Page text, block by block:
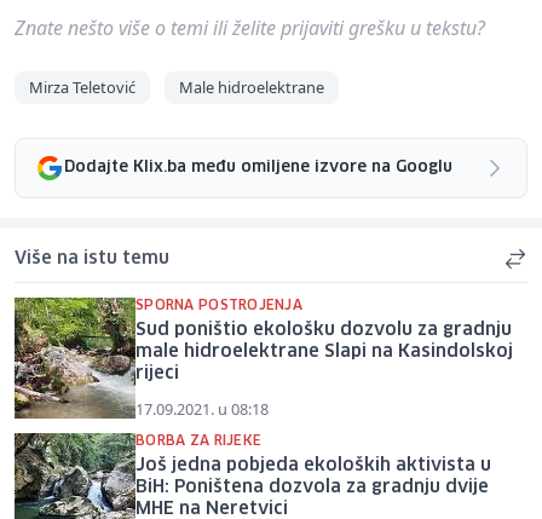
Znate nešto više o temi ili želite prijaviti grešku u tekstu?
Mirza Teletović Male hidroelektrane
Dodajte Klix.ba među omiljene izvore na Googlu
Više na istu temu
SPORNA POSTROJENJA
Sud poništio ekološku dozvolu za gradnju
male hidroelektrane Slapi na Kasindolskoj
rijeci
17.09.2021. u 08:18
BORBA ZA RIJEKE
Još jedna pobjeda ekoloških aktivista u
BiH: Poništena dozvola za gradnju dvije
MHE na Neretvici